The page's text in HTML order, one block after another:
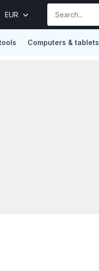
EUR
Computers & tablets
Today, Happy Online